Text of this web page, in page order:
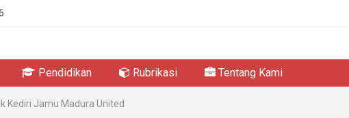
Pendidikan Rubrikasi Tentang Kami
Kediri Jamu Madura United